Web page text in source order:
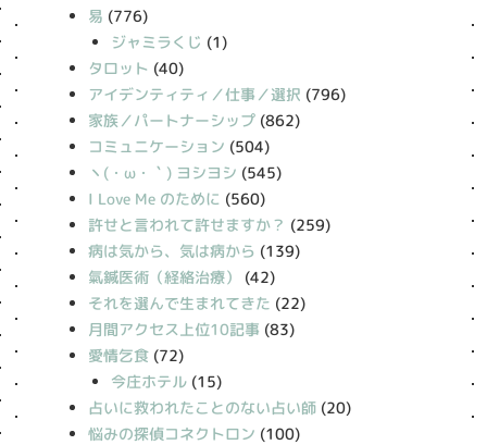
易 (776)
ジャミラくじ (1)
タロット (40)
アイデンティティ／仕事／選択 (796)
家族／パートナーシップ (862)
コミュニケーション (504)
丶(・ω・｀) ヨシヨシ (545)
I Love Me のために (560)
許せと言われて許せますか？ (259)
病は気から、気は病から (139)
氣鍼医術（経絡治療）
(42)
それを選んで生まれてきた (22)
月間アクセス上位10記事 (83)
愛情乞食 (72)
今庄ホテル(15)
占いに救われたことのない占い師 (20)
悩みの探偵コネクトロン (100)